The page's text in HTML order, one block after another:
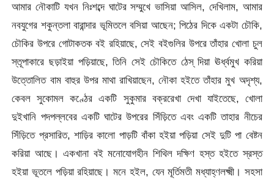
আমার নৌকাটি যখন নিঃশব্দে ঘাটের সম্মুখে ভাসিয়া আসিল, দেখিলাম, আমার
নবযুগের শকুন্তলা বারান্দার ভূমিতলে বসিয়া আছেন; পিঠের দিকে একটা চৌকি,
চৌকির উপরে গােটাকতক বই রহিয়াছে, সেই বইগুলির উপরে তাঁহার খােলা চুল
স্তূপাকারে ছড়াইয়া পড়িয়াছে, তিনি সেই চৌকিতে ঠেস্ দিয়া ঊর্ধ্বমুখ করিয়া
উত্তোলিত বাম বাহুর উপর মাথা রাখিয়াছেন, নৌকা হইতে তাঁহার মুখ অদৃশ্য,
কেবল সুকোমল কণ্ঠের একটি সুকুমার বক্ররেখা দেখা যাইতেছে, খােলা
দুইখানি পদপল্লবের একটি ঘাটের উপরের সিঁড়িতে এবং একটি তাহার নীচের
সিঁড়িতে প্রসারিত, শাড়ির কালাে পাড়টি বাঁকা হইয়া পড়িয়া সেই দুটি পা বেষ্টন
করিয়া আছে। একখানা বই মনােযােগহীন শিথিল দক্ষিণ হস্ত হইতে স্রস্ত
হইয়া ভূতলে পড়িয়া রহিয়াছে। মনে হইল, যেন মূর্তিমতী মধ্যাহ্ণলক্ষ্মী। সহসা